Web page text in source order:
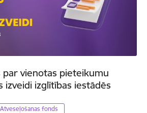
vienotas pieteikumu
izveidi izglītības iestādēs
fonds